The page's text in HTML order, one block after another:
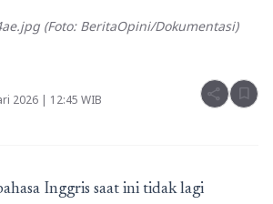
(Foto: BeritaOpini/Dokumentasi)
2026 | 12:45 WIB share bookmark
Inggris saat ini tidak lagi